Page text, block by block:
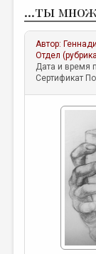
ЖАНРЫ
АВТОРЫ
ЛИТСАЛОН
ПРАВИЛА
ОТДЕЛЫ И РУБРИКИ
ИЗБРАННОЕ
...ты
Автор:
Отдел
Дата и время
Сертификат